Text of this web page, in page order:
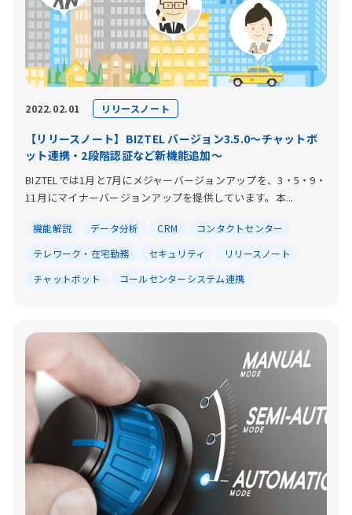
2022.02.01 リリースノート
【リリースノート】BIZTEL バージョン3.5.0〜チャットボ
ット連携・2段階認証など新機能追加〜
BIZTELでは1月と7月にメジャーバージョンアップを、3・5・9・
11月にマイナーバージョンアップを提供しています。本...
機能解説 データ分析 CRM
コンタクトセンター
テレワーク・在宅勤務
セキュリティ
リリースノート
チャットボット
コールセンターシステム連携